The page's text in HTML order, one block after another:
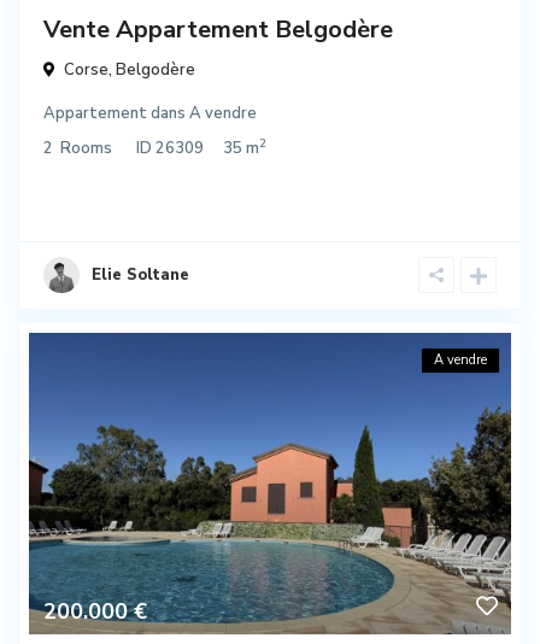
Vente Appartement Belgodère
Corse, Belgodère
Appartementdans A vendre
2 Rooms ID 26309 35 m2
Elie Soltane
200.000 €
A vendre